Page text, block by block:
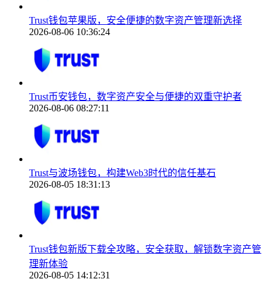
Trust钱包苹果版，安全便捷的数字资产管理新选择
2026-08-06 10:36:24
Trust币安钱包，数字资产安全与便捷的双重守护者
2026-08-06 08:27:11
Trust与波场钱包，构建Web3时代的信任基石
2026-08-05 18:31:13
Trust钱包新版下载全攻略，安全获取，解锁数字资产管
理新体验
2026-08-05 14:12:31